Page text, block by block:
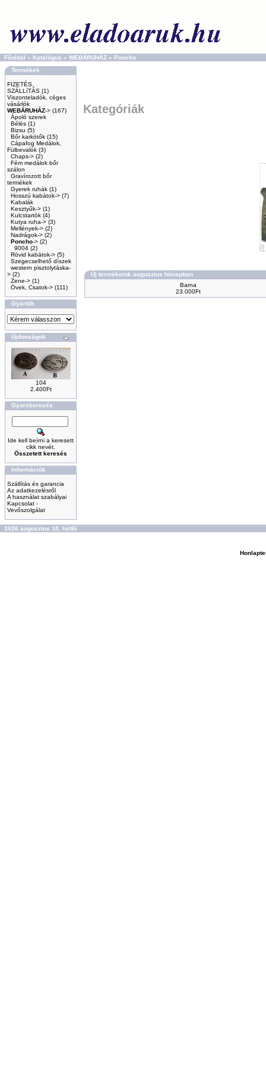
Főoldal » Katalógus » WEBÁRUHÁZ » Poncho
Termékek
FIZETÉS,
SZÁLLíTÁS (1)
Viszonteladók, céges
vásárlók
WEBÁRUHÁZ-> (167)
Ápoló szerek
Bélés (1)
Bizsu (5)
Bőr karkötők (15)
Cápafog Medálok,
Fülbevalók (3)
Chaps-> (2)
Fém medálok bőr
szálon
Gravírozott bőr
termékek
Gyerek ruhák (1)
Hosszú kabátok-> (7)
Kabalák
Kesztyűk-> (1)
Kulcstartók (4)
Kutya ruha-> (3)
Mellények-> (2)
Nadrágok-> (2)
Poncho-> (2)
9004 (2)
Rövid kabátok-> (5)
Szegecselhető díszek
western pisztolytáska-
> (2)
Zene-> (1)
Övek, Csatok-> (111)
Gyártók
Újdonságok
104
2.400Ft
Gyorskeresés
Ide kell beírni a keresett
cikk nevét.
Összetett keresés
Információk
Szállítás és garancia
Az adatkezelésről
A használat szabályai
Kapcsolat -
Vevőszolgálat
Kategóriák
Új termékeink augusztus hónapban
Barna
23.000Ft
2026 augusztus 10, hétfő